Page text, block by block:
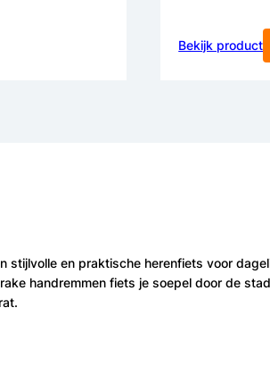
Bekijk product
en praktische herenfiets voor
handremmen fiets je soepel door de